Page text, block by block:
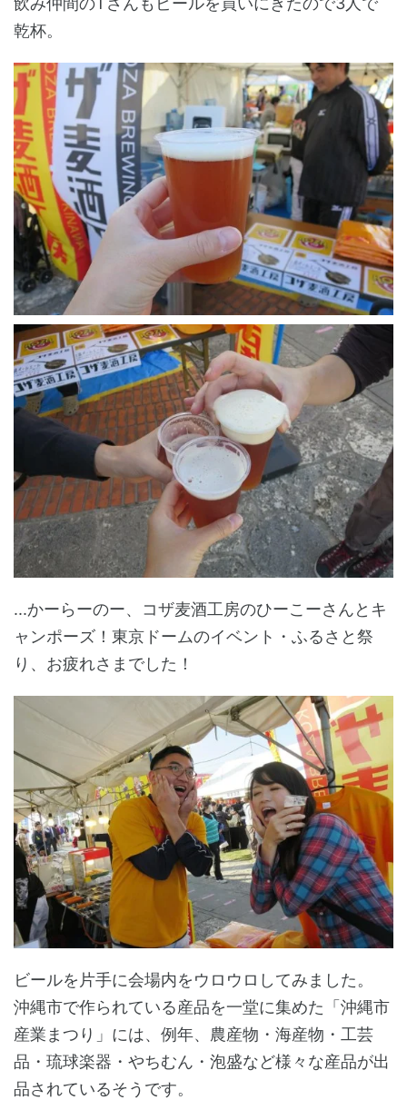
乾杯。
...かーらーのー、コザ麦酒工房のひーこーさんとキ
ャンポーズ！東京ドームのイベント・ふるさと祭
り、お疲れさまでした！
ビールを片手に会場内をウロウロしてみました。
沖縄市で作られている産品を一堂に集めた「沖縄市
産業まつり」には、例年、農産物・海産物・工芸
品・琉球楽器・やちむん・泡盛など様々な産品が出
品されているそうです。